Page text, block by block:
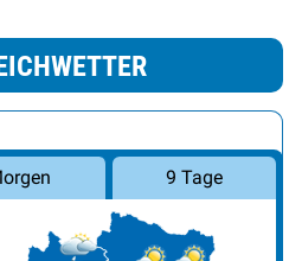
9 Tage